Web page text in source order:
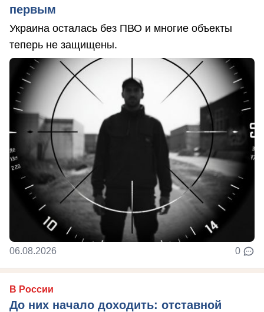
первым
Украина осталась без ПВО и многие объекты
теперь не защищены.
06.08.2026 0
В России
До них начало доходить: отставной